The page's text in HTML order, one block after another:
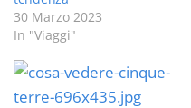
30 Marzo 2023
In "Viaggi"